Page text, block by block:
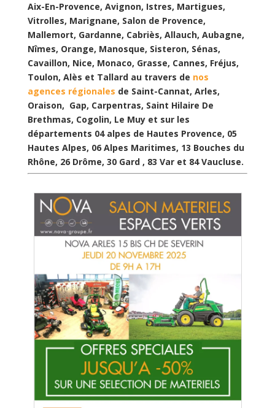
Aix-En-Provence, Avignon, Istres, Martigues,
Vitrolles, Marignane, Salon de Provence,
Mallemort, Gardanne, Cabriès, Allauch, Aubagne,
Nîmes, Orange, Manosque, Sisteron, Sénas,
Cavaillon, Nice, Monaco, Grasse, Cannes, Fréjus,
Toulon, Alès et Tallard au travers de nos
agences régionales de Saint-Cannat, Arles,
Oraison, Gap, Carpentras, Saint Hilaire De
Brethmas, Cogolin, Le Muy et sur les
départements 04 alpes de Hautes Provence, 05
Hautes Alpes, 06 Alpes Maritimes, 13 Bouches du
Rhône, 26 Drôme, 30 Gard , 83 Var et 84 Vaucluse.